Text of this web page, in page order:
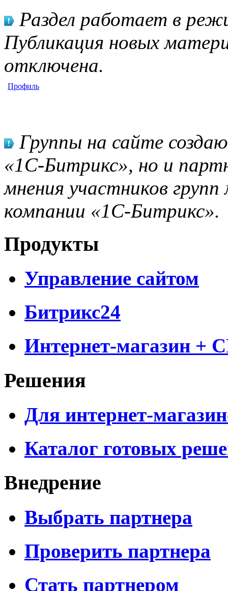
Раздел работает в
Публикация новых
отключена.
Профиль
Группы на сайте
«1С-Битрикс», но и
мнения участников
компании «1С-Битрикс».
Продукты
Управление сайтом
Битрикс24
Интернет-магазин +
Решения
Для интернет-
Каталог готовых
Внедрение
Выбрать партнера
Проверить партнера
Стать партнером